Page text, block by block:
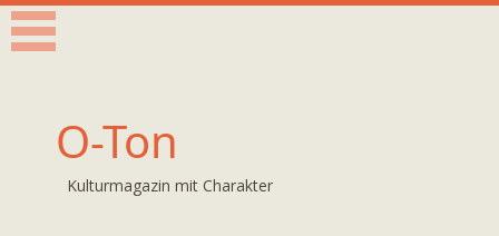
O-Ton
Kulturmagazin mit Charakter